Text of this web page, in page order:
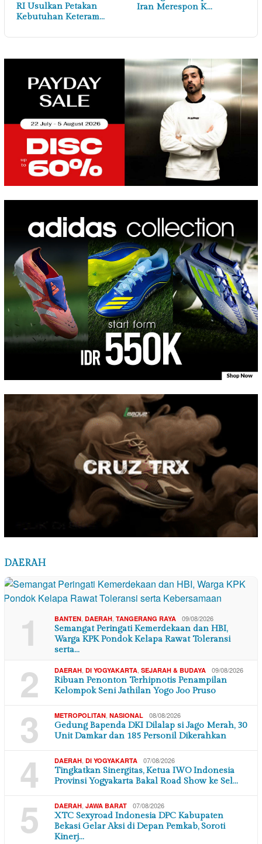
RI Usulkan Petakan
Kebutuhan Keteram…
Iran Merespon K…
DAERAH
1 BANTEN DAERAH TANGERANG RAYA 09/08/2026
Semangat Peringati Kemerdekaan dan HBI,
Warga KPK Pondok Kelapa Rawat Toleransi
serta…
2 DAERAH DI YOGYAKARTA SEJARAH & BUDAYA 09/08/2026
Ribuan Penonton Terhipnotis Penampilan
Kelompok Seni Jathilan Yogo Joo Pruso
3 METROPOLITAN NASIONAL 08/08/2026
Gedung Bapenda DKI Dilalap si Jago Merah, 30
Unit Damkar dan 185 Personil Dikerahkan
4 DAERAH DI YOGYAKARTA 07/08/2026
Tingkatkan Sinergitas, Ketua IWO Indonesia
Provinsi Yogyakarta Bakal Road Show ke Sel…
5 DAERAH JAWA BARAT 07/08/2026
XTC Sexyroad Indonesia DPC Kabupaten
Bekasi Gelar Aksi di Depan Pemkab, Soroti
Kinerj…